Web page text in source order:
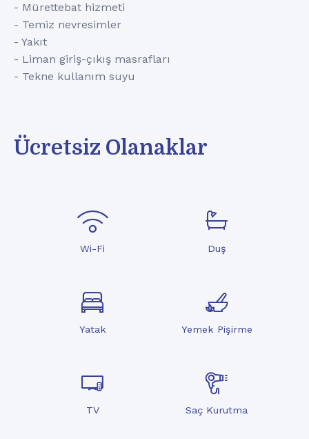
- Mürettebat hizmeti
- Temiz nevresimler
- Yakıt
- Liman giriş-çıkış masrafları
- Tekne kullanım suyu
Ücretsiz Olanaklar
Wi-Fi Duş
Yatak Yemek Pişirme
TV Saç Kurutma